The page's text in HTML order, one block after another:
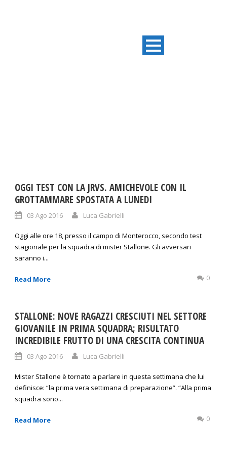
OGGI TEST CON LA JRVS. AMICHEVOLE CON IL
GROTTAMMARE SPOSTATA A LUNEDI
03 Ago 2016 Luca Gabrielli
Oggi alle ore 18, presso il campo di Monterocco, secondo test
stagionale per la squadra di mister Stallone. Gli avversari
saranno i...
Read More 0
STALLONE: NOVE RAGAZZI CRESCIUTI NEL SETTORE
GIOVANILE IN PRIMA SQUADRA; RISULTATO
INCREDIBILE FRUTTO DI UNA CRESCITA CONTINUA
03 Ago 2016 Luca Gabrielli
Mister Stallone è tornato a parlare in questa settimana che lui
definisce: “la prima vera settimana di preparazione”. “Alla prima
squadra sono...
Read More 0